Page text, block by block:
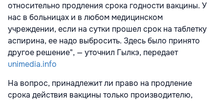
относительно продления срока годности вакцины. У
нас в больницах и в любом медицинском
учреждении, если на сутки прошел срок на таблетку
аспирина, ее надо выбросить. Здесь было принято
другое решение", — уточнил Гылкэ, передает
unimedia.info
На вопрос, принадлежит ли право на продление
срока действия вакцины только производителю,